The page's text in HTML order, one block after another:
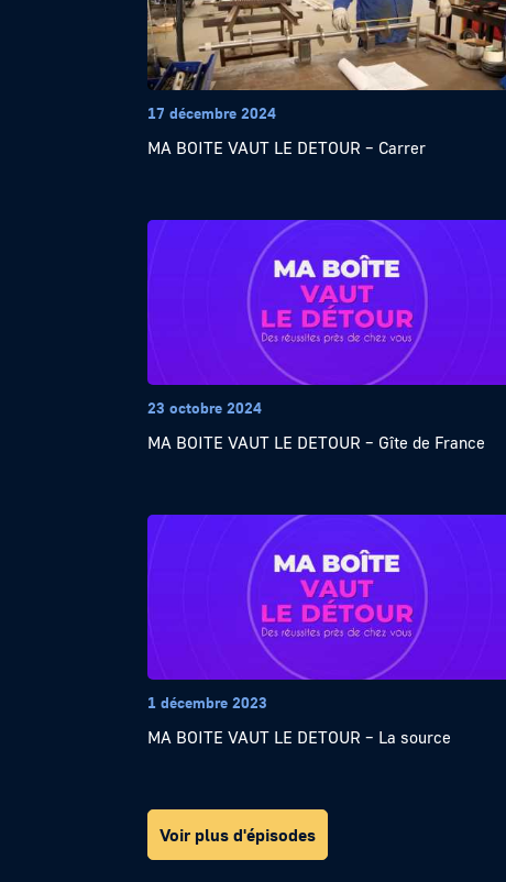
17 décembre 2024
MA BOITE VAUT LE DETOUR – Carrer
23 octobre 2024
MA BOITE VAUT LE DETOUR – Gîte de France
1 décembre 2023
MA BOITE VAUT LE DETOUR – La source
Voir plus d'épisodes